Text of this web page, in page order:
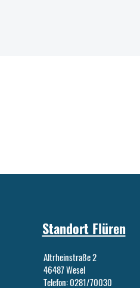
Standort Flüren
Altrheinstraße 2
46487 Wesel
Telefon: 0281/70030